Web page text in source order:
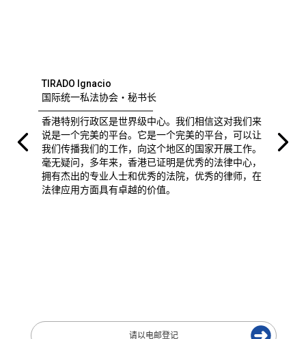
TIRADO Ignacio
国际统一私法协会・秘书长
香港特别行政区是世界级中心。我们相信这对我们来
说是一个完美的平台。它是一个完美的平台，可以让
我们传播我们的工作，向这个地区的国家开展工作。
毫无疑问，多年来，香港已证明是优秀的法律中心，
拥有杰出的专业人士和优秀的法院，优秀的律师，在
法律应用方面具有卓越的价值。